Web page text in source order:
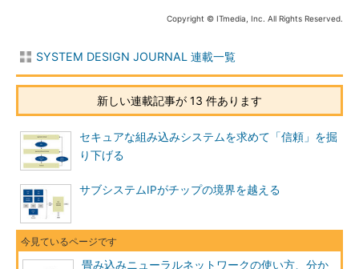
Copyright © ITmedia, Inc. All Rights Reserved.
SYSTEM DESIGN JOURNAL 連載一覧
新しい連載記事が 13 件あります
セキュアな組み込みシステムを求めて「信頼」を掘
り下げる
サブシステムIPがチップの境界を越える
畳み込みニューラルネットワークの使い方、分か